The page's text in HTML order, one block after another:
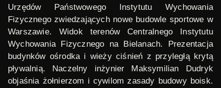
Urzędów Państwowego Instytutu Wychowania
Fizycznego zwiedzających nowe budowle sportowe w
Warszawie. Widok terenów Centralnego Instytutu
Wychowania Fizycznego na Bielanach. Prezentacja
budynków ośrodka i wieży ciśnień z przyległą krytą
pływalnią. Naczelny inżynier Maksymilian Dudryk
objaśnia żołnierzom i cywilom zasady budowy boisk.